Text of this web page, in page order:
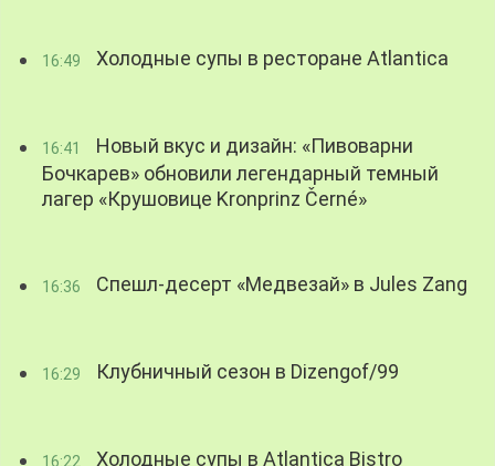
16:49 Холодные супы в ресторане Atlantica
16:41
Новый вкус и дизайн: «Пивоварни
Бочкарев» обновили легендарный темный
лагер «Крушовице Kronprinz Černé»
16:36 Спешл-десерт «Медвезай» в Jules Zang
16:29 Клубничный сезон в Dizengof/99
16:22 Холодные супы в Atlantica Bistro